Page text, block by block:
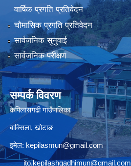
वार्षिक प्रगति प्रतिवेदन
चौमासिक प्रगति प्रतिवेदन
सार्वजनिक सुनुवाई
सार्वजनिक परीक्षण
सम्पर्क विवरण
केपिलासगढी गाउँपालिका
बाक्सिला, खोटाङ
इमेल: kepilasmun@gmail.com
ito.kepilashgadhimun@gmail.com